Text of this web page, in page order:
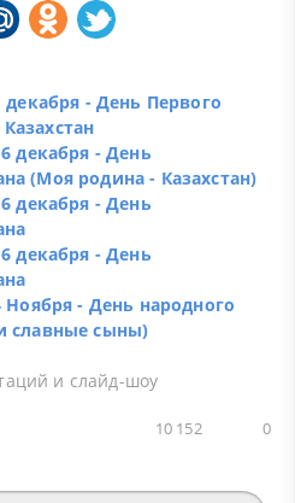
- День Первого
декабря - День
(Моя родина - Казахстан)
декабря - День
декабря - День
Ноября - День народного
славные сыны)
и слайд-шоу
0
10 152